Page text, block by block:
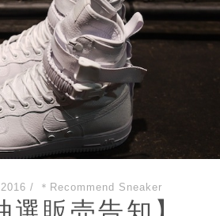
/ ＊Recommend Sneaker